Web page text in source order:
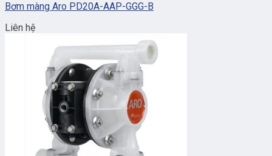
Bơm màng Aro PD20A-AAP-GGG-B
Liên hệ